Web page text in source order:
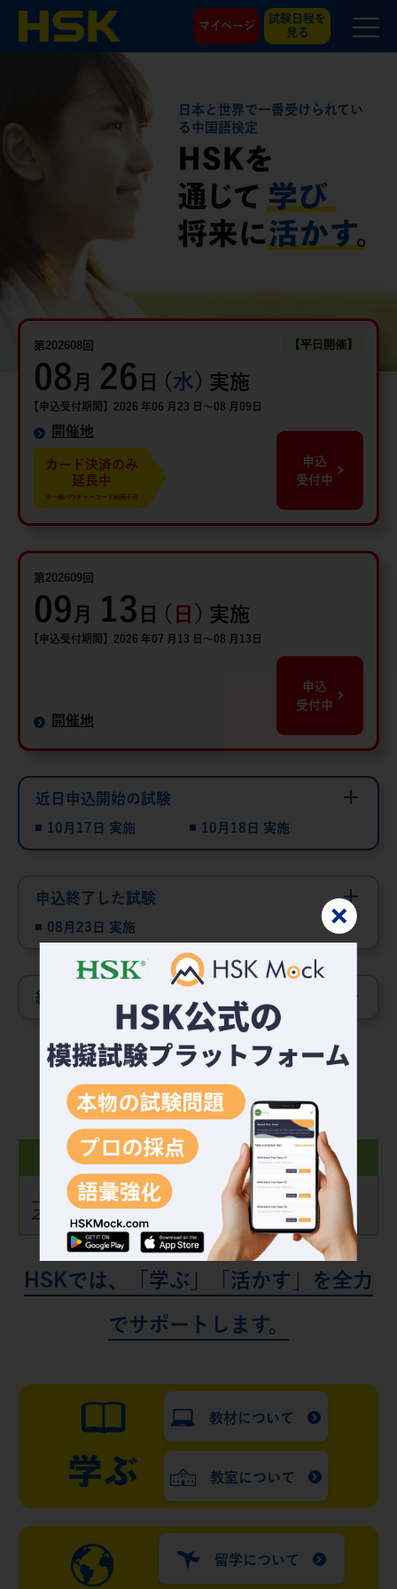
マイページ
試験日程を
見る
日本と世界で一番受けられてい
る中国語検定
【平日開催】
第202608回
08 月 26 日（ 水 ）実施
【申込受付期間】2026 年06 月23 日～08 月09日
開催地
カード決済のみ
延長中
※一部バウチャーコード利用不可
申込
受付中
第202609回
09 月 13 日（ 日 ）実施
【申込受付期間】2026 年07 月13 日～08 月13日
開催地
申込
受付中
近日申込開始の試験
10月17日 実施 10月18日 実施
申込終了した試験
08月23日 実施
終了した試験
試験日程を見る
お知らせ
【体験授業実施中】HSKが実施するオンライン中国語レッ
スン（10月開講の申込が開始しました！）
HSKでは、「学ぶ」「活かす」を全力
でサポートします。
教材について
教室について
留学について